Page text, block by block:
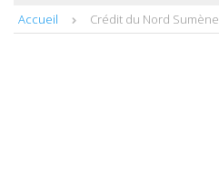
Accueil Crédit du Nord Sumène